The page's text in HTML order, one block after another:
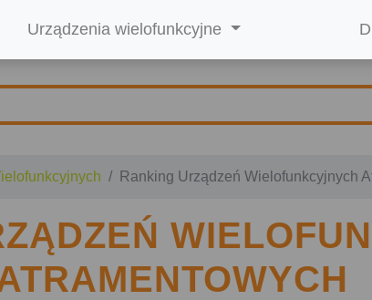
Urządzenia wielofunkcyjne
Ranking Urządzeń Wielofunkcyjnych